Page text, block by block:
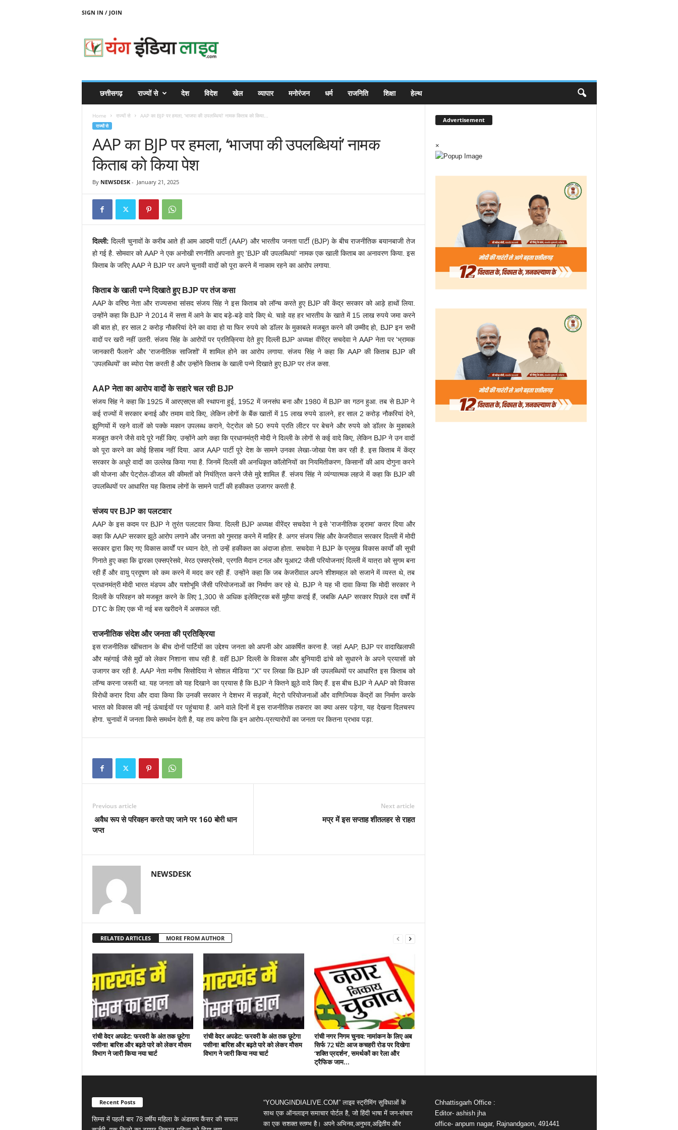
SIGN IN / JOIN
N
छत्तीसगढ़ राज्यों से देश विदेश खेल व्यापार मनोरंजन धर्म राजनिति शिक्षा हेल्थ
Home राज्यों से AAP का BJP पर हमला, ‘भाजपा की उपलब्धियां’ नामक किताब को किया...
राज्यों से
AAP का BJP पर हमला, ‘भाजपा की उपलब्धियां’ नामक
किताब को किया पेश
By NEWSDESK- January 21, 2025
दिल्ली:दिल्ली चुनावों के करीब आते ही आम आदमी पार्टी (AAP) और भारतीय जनता पार्टी (BJP) के बीच राजनीतिक बयानबाजी तेज
हो गई है. सोमवार को AAP ने एक अनोखी रणनीति अपनाते हुए 'BJP की उपलब्धियां' नामक एक खाली किताब का अनावरण किया. इस
किताब के जरिए AAP ने BJP पर अपने चुनावी वादों को पूरा करने में नाकाम रहने का आरोप लगाया.
किताब के खाली पन्ने दिखाते हुए BJP पर तंज कसा
AAP के वरिष्ठ नेता और राज्यसभा सांसद संजय सिंह ने इस किताब को लॉन्च करते हुए BJP की केंद्र सरकार को आड़े हाथों लिया.
उन्होंने कहा कि BJP ने 2014 में सत्ता में आने के बाद बड़े-बड़े वादे किए थे. चाहे वह हर भारतीय के खाते में 15 लाख रुपये जमा करने
की बात हो, हर साल 2 करोड़ नौकरियां देने का वादा हो या फिर रुपये को डॉलर के मुकाबले मजबूत करने की उम्मीद हो, BJP इन सभी
वादों पर खरी नहीं उतरी. संजय सिंह के आरोपों पर प्रतिक्रिया देते हुए दिल्ली BJP अध्यक्ष वीरेंद्र सचदेवा ने AAP नेता पर 'भ्रामक
जानकारी फैलाने' और 'राजनीतिक साजिशों' में शामिल होने का आरोप लगाया. संजय सिंह ने कहा कि AAP की किताब BJP की
'उपलब्धियों' का ब्योरा पेश करती है और उन्होंने किताब के खाली पन्ने दिखाते हुए BJP पर तंज कसा.
AAP नेता का आरोप वादों के सहारे चल रही BJP
संजय सिंह ने कहा कि 1925 में आरएसएस की स्थापना हुई, 1952 में जनसंघ बना और 1980 में BJP का गठन हुआ. तब से BJP ने
कई राज्यों में सरकार बनाई और तमाम वादे किए, लेकिन लोगों के बैंक खातों में 15 लाख रुपये डालने, हर साल 2 करोड़ नौकरियां देने,
झुग्गियों में रहने वालों को पक्के मकान उपलब्ध कराने, पेट्रोल को 50 रुपये प्रति लीटर पर बेचने और रुपये को डॉलर के मुकाबले
मजबूत करने जैसे वादे पूरे नहीं किए. उन्होंने आगे कहा कि प्रधानमंत्री मोदी ने दिल्ली के लोगों से कई वादे किए, लेकिन BJP ने उन वादों
को पूरा करने का कोई हिसाब नहीं दिया. आज AAP पार्टी पूरे देश के सामने उनका लेखा-जोखा पेश कर रही है. इस किताब में केंद्र
सरकार के अधूरे वादों का उल्लेख किया गया है. जिनमें दिल्ली की अनधिकृत कॉलोनियों का नियमितीकरण, किसानों की आय दोगुना करने
की योजना और पेट्रोल-डीजल की कीमतों को नियंत्रित करने जैसे मुद्दे शामिल हैं. संजय सिंह ने व्यंग्यात्मक लहजे में कहा कि BJP की
उपलब्धियों पर आधारित यह किताब लोगों के सामने पार्टी की हकीकत उजागर करती है.
संजय पर BJP का पलटवार
AAP के इस कदम पर BJP ने तुरंत पलटवार किया. दिल्ली BJP अध्यक्ष वीरेंद्र सचदेवा ने इसे 'राजनीतिक ड्रामा' करार दिया और
कहा कि AAP सरकार झूठे आरोप लगाने और जनता को गुमराह करने में माहिर है. अगर संजय सिंह और केजरीवाल सरकार दिल्ली में मोदी
सरकार द्वारा किए गए विकास कार्यों पर ध्यान देते, तो उन्हें हकीकत का अंदाजा होता. सचदेवा ने BJP के प्रमुख विकास कार्यों की सूची
गिनाते हुए कहा कि द्वारका एक्सप्रेसवे, मेरठ एक्सप्रेसवे, प्रगति मैदान टनल और यूआर2 जैसी परियोजनाएं दिल्ली में यात्रा को सुगम बना
रही हैं और वायु प्रदूषण को कम करने में मदद कर रही हैं. उन्होंने कहा कि जब केजरीवाल अपने शीशमहल को सजाने में व्यस्त थे, तब
प्रधानमंत्री मोदी भारत मंडपम और यशोभूमि जैसी परियोजनाओं का निर्माण कर रहे थे. BJP ने यह भी दावा किया कि मोदी सरकार ने
दिल्ली के परिवहन को मजबूत करने के लिए 1,300 से अधिक इलेक्ट्रिक बसें मुहैया कराई हैं, जबकि AAP सरकार पिछले दस वर्षों में
DTC के लिए एक भी नई बस खरीदने में असफल रही.
राजनीतिक संदेश और जनता की प्रतिक्रिया
इस राजनीतिक खींचतान के बीच दोनों पार्टियों का उद्देश्य जनता को अपनी ओर आकर्षित करना है. जहां AAP, BJP पर वादाखिलाफी
और महंगाई जैसे मुद्दों को लेकर निशाना साध रही है. वहीं BJP दिल्ली के विकास और बुनियादी ढांचे को सुधारने के अपने प्रयासों को
उजागर कर रही है. AAP नेता मनीष सिसोदिया ने सोशल मीडिया "X" पर लिखा कि BJP की उपलब्धियों पर आधारित इस किताब को
लॉन्च करना जरूरी था. यह जनता को यह दिखाने का प्रयास है कि BJP ने कितने झूठे वादे किए हैं. इस बीच BJP ने AAP को विकास
विरोधी करार दिया और दावा किया कि उनकी सरकार ने देशभर में सड़कों, मेट्रो परियोजनाओं और वाणिज्यिक केंद्रों का निर्माण करके
भारत को विकास की नई ऊंचाईयों पर पहुंचाया है. आने वाले दिनों में इस राजनीतिक तकरार का क्या असर पड़ेगा, यह देखना दिलचस्प
होगा. चुनावों में जनता किसे समर्थन देती है, यह तय करेगा कि इन आरोप-प्रत्यारोपों का जनता पर कितना प्रभाव पड़ा.
Previous article
अवैध रूप से परिवहन करते पाए जाने पर 160 बोरी धान
जप्त
Next article
मप्र में इस सप्ताह शीतलहर से राहत
NEWSDESK
RELATED ARTICLES MORE FROM AUTHOR
रांची वेदर अपडेट: फरवरी के अंत तक छूटेगा
पसीना! बारिश और बढ़ते पारे को लेकर मौसम
विभाग ने जारी किया नया चार्ट
रांची वेदर अपडेट: फरवरी के अंत तक छूटेगा
पसीना! बारिश और बढ़ते पारे को लेकर मौसम
विभाग ने जारी किया नया चार्ट
रांची नगर निगम चुनाव: नामांकन के लिए अब
सिर्फ 72 घंटे! आज कचहरी रोड पर दिखेगा
‘शक्ति प्रदर्शन’, समर्थकों का रेला और
ट्रैफिक जाम...
Advertisement
×
Recent Posts
सिम्स में पहली बार 78 वर्षीय महिला के अंडाशय कैंसर की सफल
“YOUNGINDIALIVE.COM” लाइव स्ट्रीमिंग सुविधाओं के
साथ एक ऑनलाइन समाचार पोर्टल है, जो हिंदी भाषा में जन-संचार
का एक सशक्त स्तम्भ है। अपने अभिनव,अनुभव,अद्वितीय और
Chhattisgarh Office :
Editor- ashish jha
office- anpum nagar, Rajnandgaon, 491441